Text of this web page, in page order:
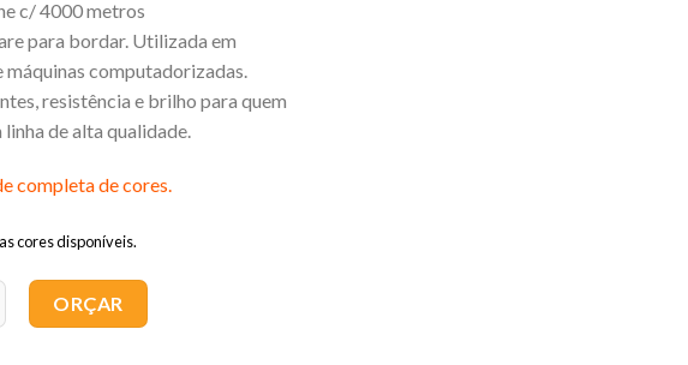
c/ 4000 metros
para bordar. Utilizada em
máquinas computadorizadas.
resistência e brilho para quem
de alta qualidade.
completa de cores.
cores disponíveis.
ORÇAR